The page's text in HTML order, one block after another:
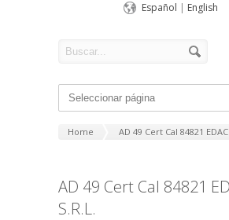
Español | English
Home AD 49 Cert Cal 84821
AD 49 Cert Cal 84821
S.R.L.